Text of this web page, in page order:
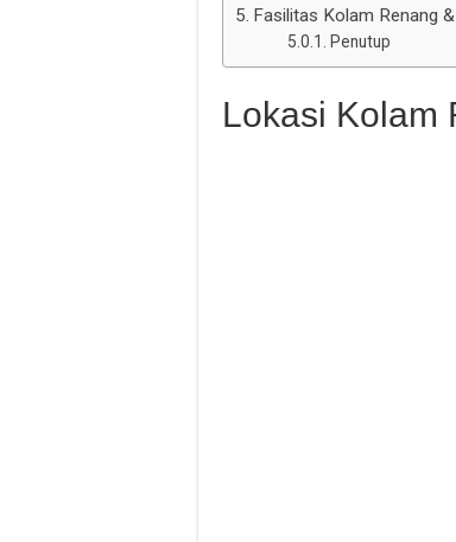
Fasilitas Kolam Renang
Penutup
Lokasi Kolam